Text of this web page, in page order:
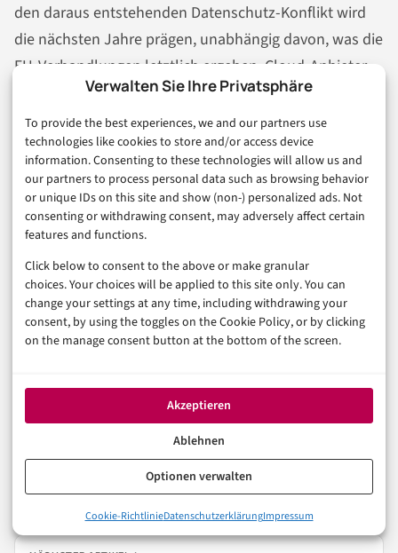
Verwalten Sie Ihre Privatsphäre
To provide the best experiences, we and our partners use
technologies like cookies to store and/or access device
information. Consenting to these technologies will allow us and
our partners to process personal data such as browsing behavior
or unique IDs on this site and show (non-) personalized ads. Not
consenting or withdrawing consent, may adversely affect certain
features and functions.
Click below to consent to the above or make granular
choices. Your choices will be applied to this site only. You can
change your settings at any time, including withdrawing your
consent, by using the toggles on the Cookie Policy, or by clicking
on the manage consent button at the bottom of the screen.
Akzeptieren
Ablehnen
Optionen verwalten
Cookie-RichtlinieDatenschutzerklärungImpressum
den daraus entstehenden Datenschutz-Konflikt wird
die nächsten Jahre prägen, unabhängig davon, was die
EU-Verhandlungen letztlich ergeben. Cloud-Anbieter,
Nutzer und Regulatoren werden Entscheidungen
treffen müssen, für die es keinen bequemen Ausweg
gibt.
Was bleibt: Wie viel Überwachungsinfrastruktur ist eine
Gesellschaft bereit aufzubauen, um ein unbestreitbar
wichtiges Ziel zu erreichen – und wer kontrolliert
anschließend, dass diese Infrastruktur genau dort
bleibt, wo sie hingehört?
CYBERSECURITY DATENSCHUTZ RECHT
In der ReiheSicherheit & Recht
NIS2-Transponierung: Was KMU im Gesundheits- und